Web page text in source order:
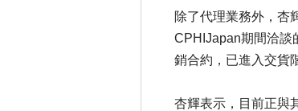
除了代理業務外，杏
CPHIJapan期間洽談
銷合約，已進入交貨
杏輝表示，目前正與